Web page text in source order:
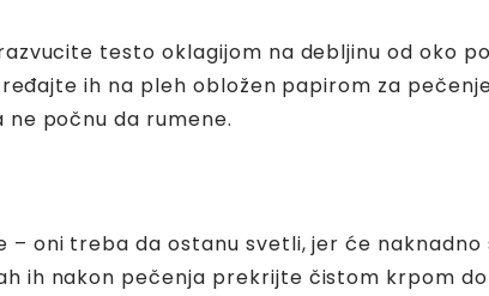
testo oklagijom na debljinu od oko
ih na pleh obložen papirom za
počnu da rumene.
oni treba da ostanu svetli, jer će
ih nakon pečenja prekrijte čistom krpom